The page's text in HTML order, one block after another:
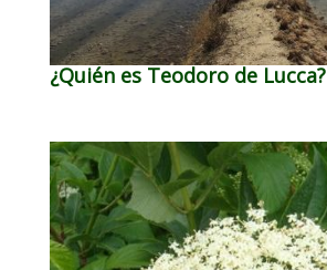
¿Quién es Teodoro de Lucca?